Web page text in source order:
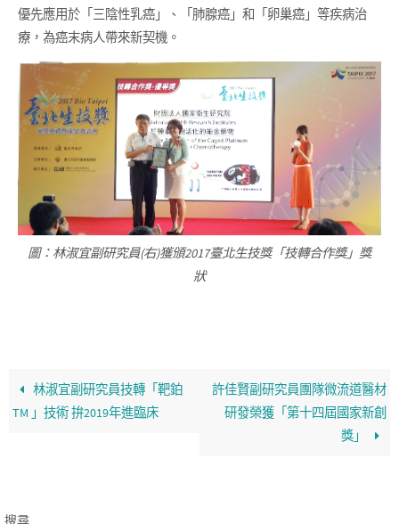
優先應用於「三陰性乳癌」、「肺腺癌」和「卵巢癌」等疾病治
療，為癌末病人帶來新契機。
圖：林淑宜副研究員(右)獲頒2017臺北生技獎「技轉合作獎」獎
狀
林淑宜副研究員技轉「靶鉑
TM 」技術 拚2019年進臨床
許佳賢副研究員團隊微流道醫材
研發榮獲「第十四屆國家新創
獎」
搜尋